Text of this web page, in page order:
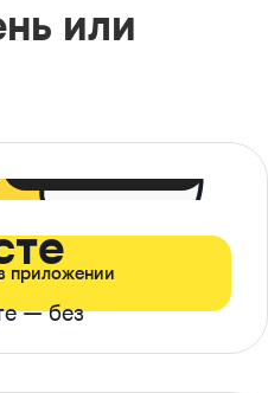
или
— без
приложении